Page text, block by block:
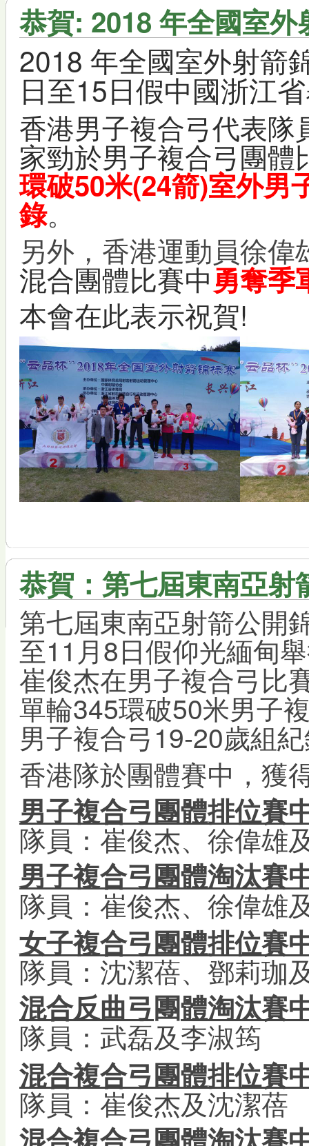
恭賀: 2018 年全國室
2018 年全國室外射箭
日至15日假中國浙江省
香港男子複合弓代表隊
家勁於男子複合弓團體
環破50米(24箭)室外男
錄。
另外，香港運動員徐偉
混合團體比賽中勇奪季
本會在此表示祝賀!
恭賀：第七屆東南亞射
第七屆東南亞射箭公開
至11月8日假仰光緬甸
崔俊杰在男子複合弓比
單輪345環破50米男子
男子複合弓19-20歲組
香港隊於團體賽中，獲
男子複合弓團體排位賽
隊員：崔俊杰、徐偉雄
男子複合弓團體淘汰賽
隊員：崔俊杰、徐偉雄
女子複合弓團體排位賽
隊員：沈潔蓓、鄧莉珈
混合反曲弓團體淘汰賽
隊員：武磊及李淑筠
混合複合弓團體排位賽
隊員：崔俊杰及沈潔蓓